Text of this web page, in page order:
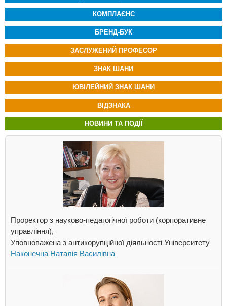
КОМПЛАЄНС
БРЕНД-БУК
ЗАСЛУЖЕНИЙ ПРОФЕСОР
ЗНАК ШАНИ
ЮВІЛЕЙНИЙ ЗНАК ШАНИ
ВІДЗНАКА
НОВИНИ ТА ПОДІЇ
Проректор з науково-педагогічної роботи (корпоративне
управління),
Уповноважена з антикорупційної діяльності Університету
Наконечна Наталія Василівна